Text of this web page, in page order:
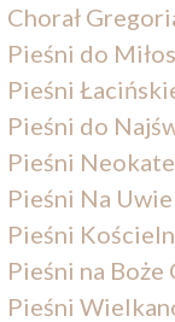
Chorał
Pieśni do
Pieśni
Pieśni do
Pieśni
Pieśni Na
Pieśni
Pieśni na Boże
Pieśni